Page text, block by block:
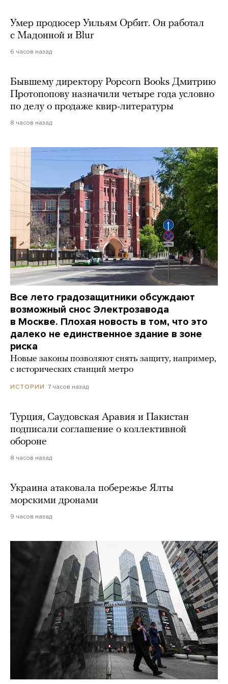
Умер продюсер Уильям Орбит. Он работал
с Мадонной и Blur
6 часов назад
Бывшему директору Popcorn Books Дмитрию
Протопопову назначили четыре года условно
по делу о продаже квир-литературы
8 часов назад
Все лето градозащитники обсуждают
возможный снос Электрозавода
в Москве. Плохая новость в том, что это
далеко не единственное здание в зоне
риска
Новые законы позволяют снять защиту, например,
с исторических станций метро
ИСТОРИИ 7 часов назад
Турция, Саудовская Аравия и Пакистан
подписали соглашение о коллективной
обороне
8 часов назад
Украина атаковала побережье Ялты
морскими дронами
9 часов назад